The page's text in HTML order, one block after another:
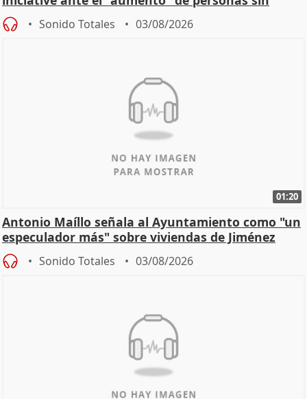
hogar en Madri
Sonido Totales 03/08/2026
01:20
Antonio Maíllo señala al Ayuntamiento como "un
especulador más" sobre viviendas de Jiménez
Becerril
Sonido Totales 03/08/2026